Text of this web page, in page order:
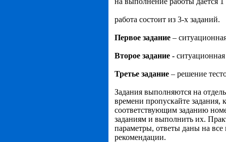
работа состоит из 3-х заданий.
Первое задание –
Второе задание - ситуационная
Третье задание – решение
Задания выполняются на
времени пропускайте задания,
соответствующим заданию
заданиям и выполнить их.
параметры, ответы даны на
рекомендации.